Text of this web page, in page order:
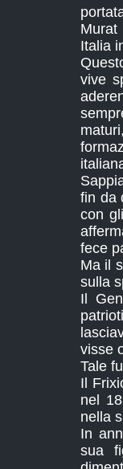
Italia
vive
fin da
con
fece
Ma il
sulla
Il
visse
Tale
Il
nel
nella
In
sua